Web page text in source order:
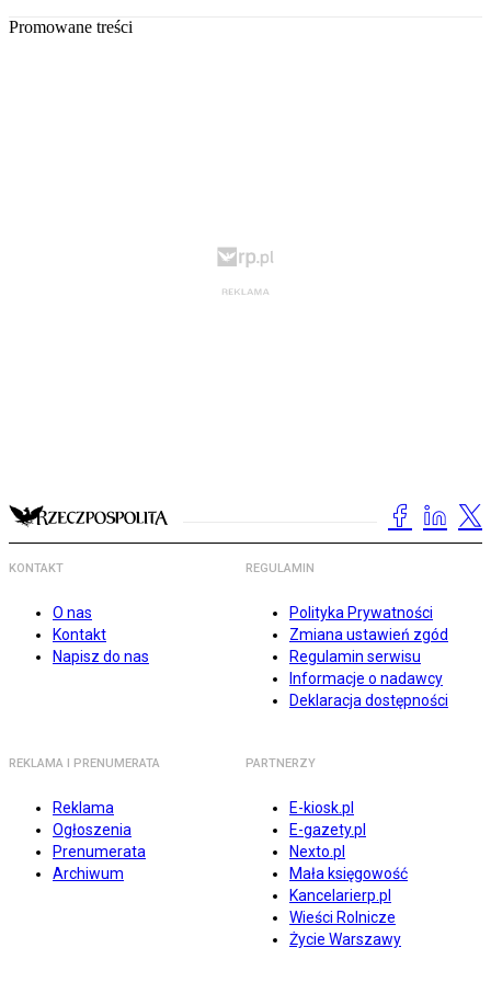
Promowane treści
KONTAKT
O nas
Kontakt
Napisz do nas
REGULAMIN
Polityka Prywatności
Zmiana ustawień zgód
Regulamin serwisu
Informacje o nadawcy
Deklaracja dostępności
REKLAMA I PRENUMERATA
Reklama
Ogłoszenia
Prenumerata
Archiwum
PARTNERZY
E-kiosk.pl
E-gazety.pl
Nexto.pl
Mała księgowość
Kancelarierp.pl
Wieści Rolnicze
Życie Warszawy